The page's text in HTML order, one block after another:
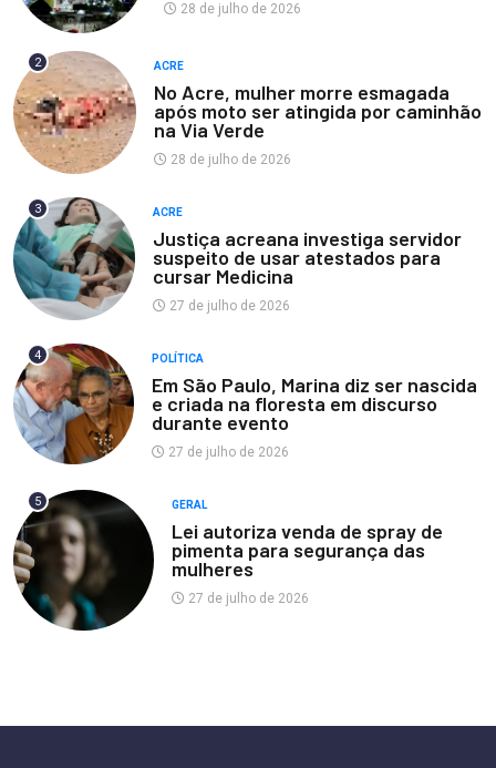
28 de julho de 2026
2 ACRE
No Acre, mulher morre esmagada
após moto ser atingida por caminhão
na Via Verde
28 de julho de 2026
3 ACRE
Justiça acreana investiga servidor
suspeito de usar atestados para
cursar Medicina
27 de julho de 2026
4 POLÍTICA
Em São Paulo, Marina diz ser nascida
e criada na floresta em discurso
durante evento
27 de julho de 2026
5 GERAL
Lei autoriza venda de spray de
pimenta para segurança das
mulheres
27 de julho de 2026